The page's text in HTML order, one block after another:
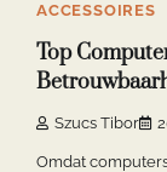
ACCESSOIRES
Top
Szucs Tibor
Omdat